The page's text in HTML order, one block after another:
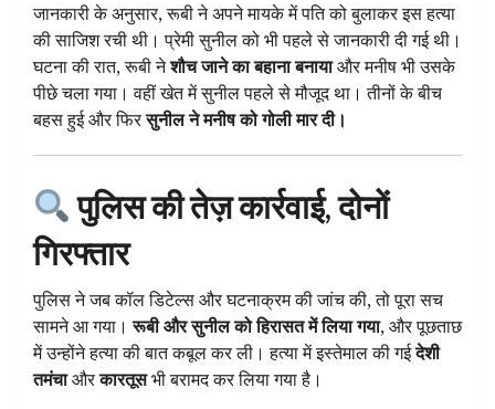
जानकारी के अनुसार, रूबी ने अपने मायके में पति को बुलाकर इस हत्या
की साजिश रची थी। प्रेमी सुनील को भी पहले से जानकारी दी गई थी।
घटना की रात, रूबी नेशौच जाने का बहाना बनायाऔर मनीष भी उसके
पीछे चला गया। वहीं खेत में सुनील पहले से मौजूद था। तीनों के बीच
बहस हुई और फिरसुनील ने मनीष को गोली मार दी।
पुलिस की तेज़ कार्रवाई, दोनों
गिरफ्तार
पुलिस ने जब कॉल डिटेल्स और घटनाक्रम की जांच की, तो पूरा सच
सामने आ गया।रूबी और सुनील को हिरासत में लिया गया, और पूछताछ
में उन्होंने हत्या की बात कबूल कर ली। हत्या में इस्तेमाल की गईदेशी
तमंचाऔरकारतूसभी बरामद कर लिया गया है।